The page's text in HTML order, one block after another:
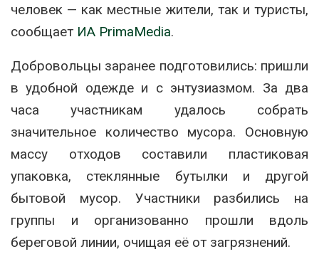
человек — как местные жители, так и туристы,
сообщает ИА PrimaMedia.
Добровольцы заранее подготовились: пришли
в удобной одежде и с энтузиазмом. За два
часа участникам удалось собрать
значительное количество мусора. Основную
массу отходов составили пластиковая
упаковка, стеклянные бутылки и другой
бытовой мусор. Участники разбились на
группы и организованно прошли вдоль
береговой линии, очищая её от загрязнений.